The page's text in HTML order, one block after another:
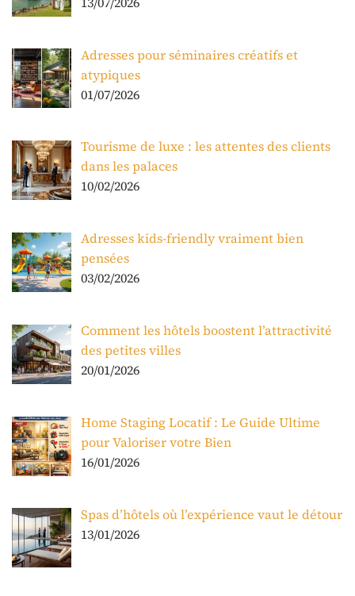
Adresses pour séminaires créatifs et
atypiques
01/07/2026
Tourisme de luxe : les attentes des clients
dans les palaces
10/02/2026
Adresses kids-friendly vraiment bien
pensées
03/02/2026
Comment les hôtels boostent l’attractivité
des petites villes
20/01/2026
Home Staging Locatif : Le Guide Ultime
pour Valoriser votre Bien
16/01/2026
Spas d’hôtels où l’expérience vaut le détour
13/01/2026